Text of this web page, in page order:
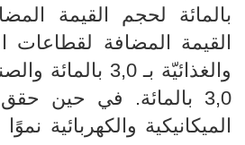
بالمائة لحجم القيمة
القيمة المضافة لقطاعات
والغذائيّة بـ 3,0
3,0 بالمائة. في حين